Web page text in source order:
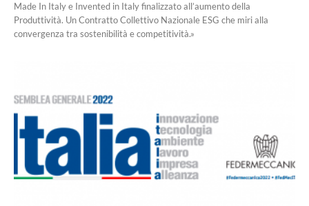
Made In Italy e Invented in Italy finalizzato all’aumento della
Produttività. Un Contratto Collettivo Nazionale ESG che miri alla
convergenza tra sostenibilità e competitività.»